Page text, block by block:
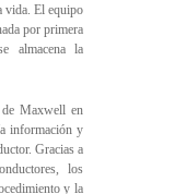
vida. El equipo
por primera
almacena la
Maxwell en
información y
Gracias a
los
y la